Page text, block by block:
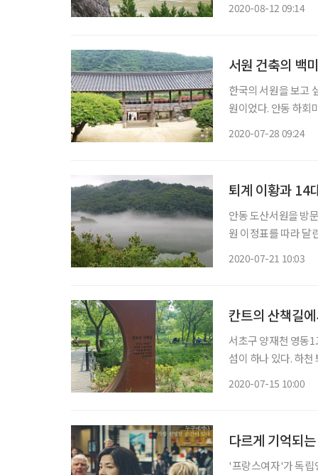
2020-08-12 09:14
서원 건축의 백
한국의 서원을 보고
원이었다. 안동 하회
2020-07-28 09:24
퇴계 이황과 14
안동 도산서원을 방
원 이정표를 따라 달
2020-07-21 10:03
칸트의 산책길
서초구 양재천 영동
섬이 하나 있다. 하
2020-07-15 10:00
다르게 기억되
'프랑스여자'가 독립